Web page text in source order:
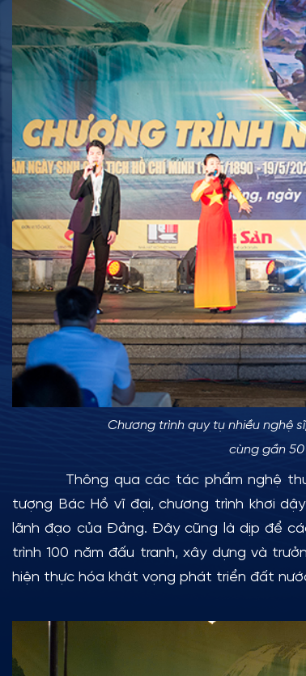
Chương trình quy tụ nhiều nghệ
cùng gần 50
Thông qua các tác phẩm nghệ thuật,
tượng Bác Hồ vĩ đại, chương trình khơi
lãnh đạo của Đảng. Đây cũng là dịp để
trình 100 năm đấu tranh, xây dựng và
hiện thực hóa khát vọng phát triển đất